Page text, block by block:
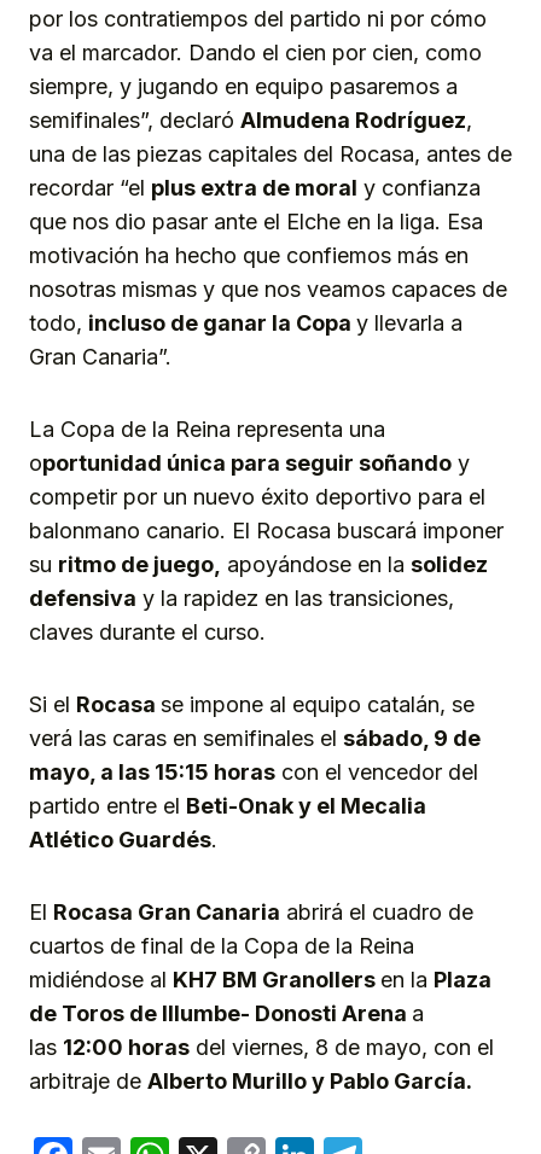
por los contratiempos del partido ni por cómo
va el marcador. Dando el cien por cien, como
siempre, y jugando en equipo pasaremos a
semifinales”, declaró Almudena Rodríguez,
una de las piezas capitales del Rocasa, antes de
recordar “el plus extra de moral y confianza
que nos dio pasar ante el Elche en la liga. Esa
motivación ha hecho que confiemos más en
nosotras mismas y que nos veamos capaces de
todo, incluso de ganar la Copa y llevarla a
Gran Canaria”.
La Copa de la Reina representa una
oportunidad única para seguir soñando y
competir por un nuevo éxito deportivo para el
balonmano canario. El Rocasa buscará imponer
su ritmo de juego, apoyándose en la solidez
defensiva y la rapidez en las transiciones,
claves durante el curso.
Si el Rocasa se impone al equipo catalán, se
verá las caras en semifinales el sábado, 9 de
mayo, a las 15:15 horas con el vencedor del
partido entre el Beti-Onak y el Mecalia
Atlético Guardés.
El Rocasa Gran Canaria abrirá el cuadro de
cuartos de final de la Copa de la Reina
midiéndose al KH7 BM Granollers en la Plaza
de Toros de Illumbe- Donosti Arena a
las 12:00 horas del viernes, 8 de mayo, con el
arbitraje de Alberto Murillo y Pablo García.